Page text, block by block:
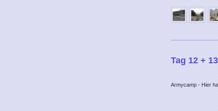
Tag 12 + 13
Armycamp - Hier